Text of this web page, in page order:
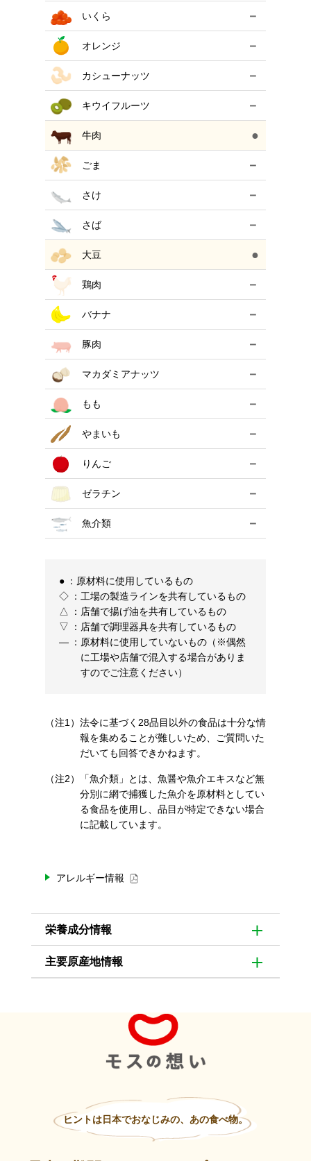
いくら －
オレンジ －
カシューナッツ －
キウイフルーツ －
牛肉 ●
ごま －
さけ －
さば －
大豆 ●
鶏肉 －
バナナ －
豚肉 －
マカダミアナッツ －
もも －
やまいも －
りんご －
ゼラチン －
魚介類 －
● ： 原材料に使用しているもの
◇ ： 工場の製造ラインを共有しているもの
△
： 店舗で揚げ油を共有しているもの
▽
： 店舗で調理器具を共有しているもの
― ： 原材料に使用していないもの（※偶然
に工場や店舗で混入する場合がありま
すのでご注意ください）
（注1） 法令に基づく28品目以外の食品は十分な情
報を集めることが難しいため、ご質問いた
だいても回答できかねます。
（注2）
「魚介類」とは、魚醤や魚介エキスなど無
分別に網で捕獲した魚介を原材料としてい
る食品を使用し、品目が特定できない場合
に記載しています。
アレルギー情報
栄養成分情報
主要原産地情報
ヒントは日本でおなじみの、あの食べ物。